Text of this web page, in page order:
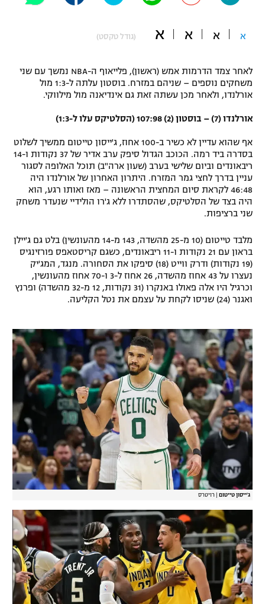
תקנון משתתפים וזוכים בפרסים
תקנון עבור פעילות אלקטרה
תקנון עבור פעילות ספורט 1 – "מרלן"
טניס
גיימינג E-Sports
תנאי שימוש
מדיניות פרטיות
תקנון פעילות ספורט 1
רשיון להקרנה פומבית לבית עסק
לוח דרושים – ג'ובנט
תגיות
המגזין
כדורמים
בייסבול MLB
ספורט אתגרי ואקסטרים
אומנויות לחימה
א א א א (גודל טקסט)
לאחר צמד הדרמות אמש (ראשון), פלייאוף ה-NBA נמשך עם שני
משחקים נוספים – שניהם במזרח. בוסטון עלתה ל-1:3 מול
אורלנדו, ולאחר מכן עשתה זאת גם אינדיאנה מול מילווקי.
אורלנדו (7) – בוסטון (2) 107:98 (הסלטיקס עלו ל-1:3)
אף שהוא עדיין לא כשיר ב-100 אחוז, ג'ייסון טייטום ממשיך לשלוט
בסדרה ביד רמה. הכוכב הגדול סיפק ערב אדיר של 37 נקודות ו-14
ריבאונדים וביום שלישי בערב (שעון ארה"ב) תוכל האלופה לסגור
עניין בדרך לחצי גמר המזרח. היתרון האחרון של אורלנדו היה
46:48 לקראת סיום המחצית הראשונה – מאז ואותו רגע, הוא
היה בצד של הסלטיקס, שהסתדרו ללא ג'רו הולידיי שנעדר משחק
שני ברציפות.
מלבד טייטום (10 מ-25 מהשדה, 143 מ-14 מהעונשין) בלט גם ג'יילן
בראון עם 21 נקודות ו-11 ריבאונדים, כשגם קריסטאפס פורזינגיס
(19 נקודות) ודרק ווייט (18) סיפקו את הסחורה. מנגד, המג'יק
נעצרו על 43 אחוז מהשדה, 26 אחוז ל-3 ו-70 אחוז מהעונשין,
וכרגיל היו אלה פאולו באנקרו (31 נקודות, 12 מ-32 מהשדה) ופרנץ
ואגנר (24) שניסו לקחת על עצמם את נטל הקליעה.
ג'ייסון טייטום רויטרס